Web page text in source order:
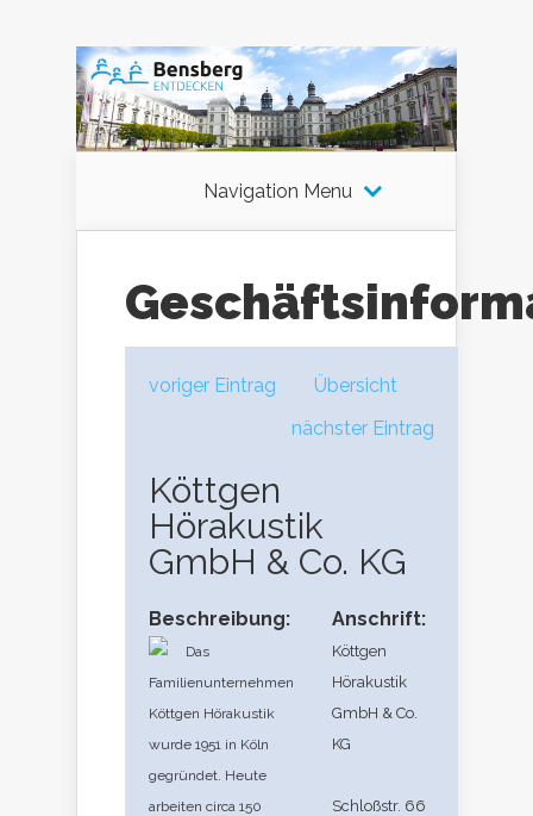
Navigation Menu
voriger Eintrag
Übersicht
nächster Eintrag
Köttgen
Hörakustik
GmbH & Co. KG
Beschreibung:
Das
Familienunternehmen
Köttgen Hörakustik
wurde 1951 in Köln
gegründet. Heute
arbeiten circa 150
Anschrift:
Köttgen
Hörakustik
GmbH & Co.
KG
Schloßstr. 66